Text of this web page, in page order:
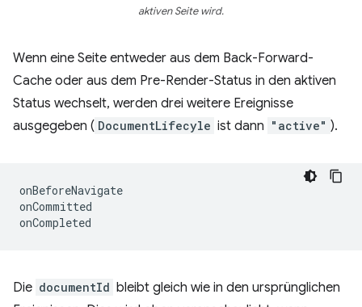
aktiven Seite wird.
Wenn eine Seite entweder aus dem Back-Forward-
Cache oder aus dem Pre-Render-Status in den aktiven
Status wechselt, werden drei weitere Ereignisse
ausgegeben ( DocumentLifecyle ist dann "active" ).
onBeforeNavigate
onCommitted
onCompleted
Die documentId bleibt gleich wie in den ursprünglichen